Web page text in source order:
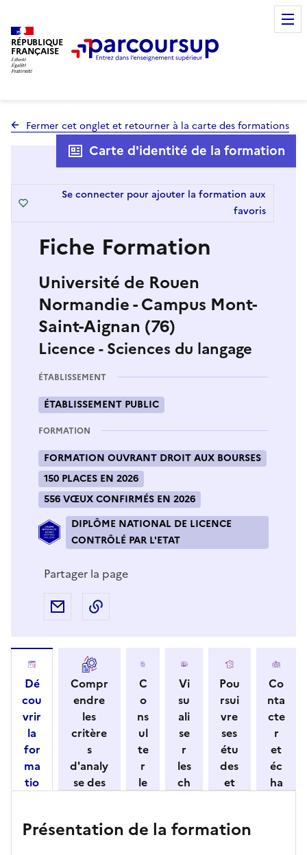
RÉPUBLIQUE
FRANÇAISE
Fermer cet onglet et retourner à la carte des formations
Fiche Formation
Université de Rouen
Normandie - Campus Mont-
Saint-Aignan (76)
Licence - Sciences du langage
Carte d'identité de la formation
Se connecter pour ajouter la formation aux
favoris
ÉTABLISSEMENT
ÉTABLISSEMENT PUBLIC
FORMATION
FORMATION OUVRANT DROIT AUX BOURSES
150 PLACES EN 2026
556 VŒUX CONFIRMÉS EN 2026
DIPLÔME NATIONAL DE LICENCE
CONTRÔLÉ PAR L'ETAT
Partager la page
Partager par e-mail
Dé
cou
vrir
la
for
ma
tio
ses
Compr
endre
les
critère
s
d'analy
se des
par
C
o
ns
ul
te
r
le
o
Vi
su
ali
se
r
les
ch
s
Pou
rsui
vre
ses
étu
des
et
re
Co
nta
cte
r
et
éc
ha
Présentation de la formation